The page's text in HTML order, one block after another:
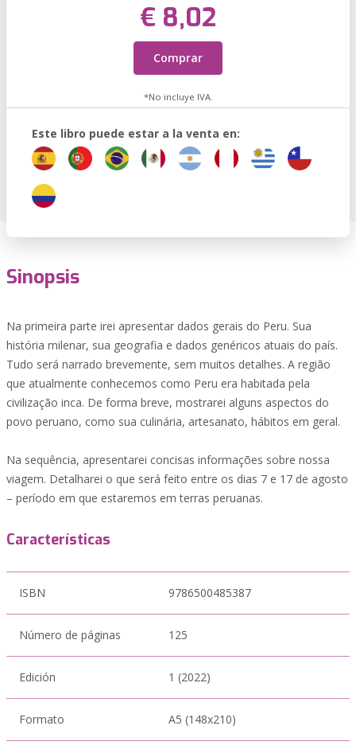
€ 8,02
Comprar
*No incluye IVA.
Este libro puede estar a la venta en:
Sinopsis
Na primeira parte irei apresentar dados gerais do Peru. Sua
história milenar, sua geografia e dados genéricos atuais do país.
Tudo será narrado brevemente, sem muitos detalhes. A região
que atualmente conhecemos como Peru era habitada pela
civilização inca. De forma breve, mostrarei alguns aspectos do
povo peruano, como sua culinária, artesanato, hábitos em geral.
Na sequência, apresentarei concisas informações sobre nossa
viagem. Detalharei o que será feito entre os dias 7 e 17 de agosto
– período em que estaremos em terras peruanas.
Características
ISBN 9786500485387
Número de páginas 125
Edición 1 (2022)
Formato A5 (148x210)